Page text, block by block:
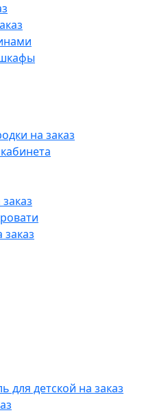
на заказ
для детской на заказ